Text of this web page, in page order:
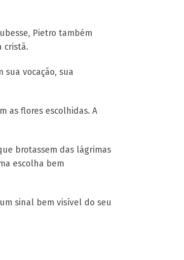
Pietro também
cristã.
vocação, sua
as flores escolhidas. A
brotassem das lágrimas
escolha bem
sinal bem visível do seu